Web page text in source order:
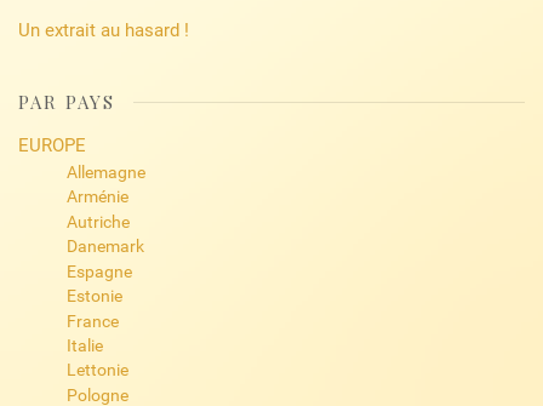
Un extrait au hasard !
PAR PAYS
EUROPE
Allemagne
Arménie
Autriche
Danemark
Espagne
Estonie
France
Italie
Lettonie
Pologne